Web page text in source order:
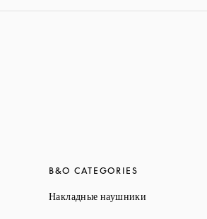
B&O CATEGORIES
Накладные наушники